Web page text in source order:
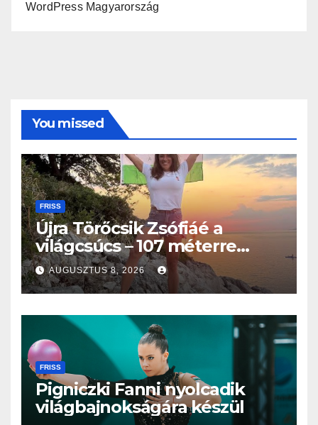
WordPress Magyarország
You missed
FRISS
Újra Törőcsik Zsófiáé a
világcsúcs – 107 méterre
merült Lastovón
AUGUSZTUS 8, 2026
FRISS
Pigniczki Fanni nyolcadik
világbajnokságára készül